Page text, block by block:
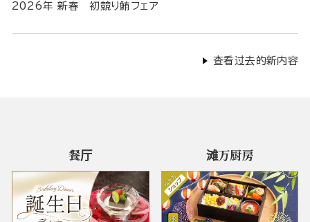
2026年 新春 初競り鮪フェア
查看过去的新内容
餐厅 滩万厨房